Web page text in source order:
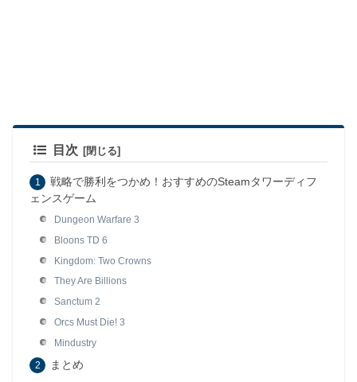
目次
戦略で勝利をつかめ！おすすめのSteamタワーディフ
ェンスゲーム
Dungeon Warfare 3
Bloons TD 6
Kingdom: Two Crowns
They Are Billions
Sanctum 2
Orcs Must Die! 3
Mindustry
まとめ